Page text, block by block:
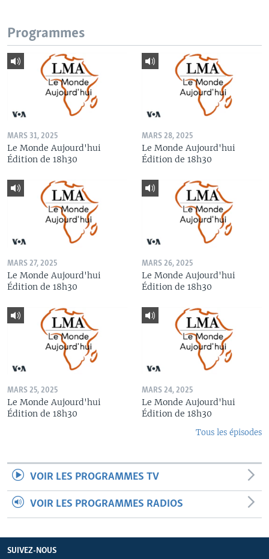
Programmes
MARS 31, 2025
Le Monde Aujourd'hui
Édition de 18h30
MARS 28, 2025
Le Monde Aujourd'hui
Édition de 18h30
MARS 27, 2025
Le Monde Aujourd'hui
Édition de 18h30
MARS 26, 2025
Le Monde Aujourd'hui
Édition de 18h30
MARS 25, 2025
Le Monde Aujourd'hui
Édition de 18h30
MARS 24, 2025
Le Monde Aujourd'hui
Édition de 18h30
Tous les épisodes
VOIR LES PROGRAMMES TV
VOIR LES PROGRAMMES RADIOS
SUIVEZ-NOUS